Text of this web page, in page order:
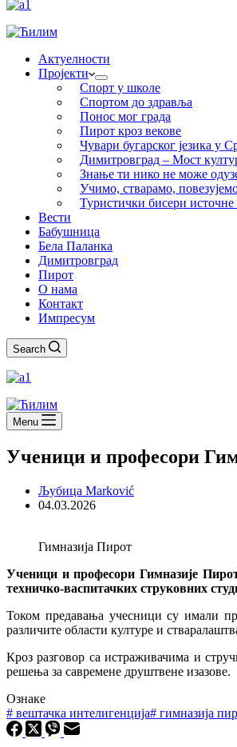
Актуелности
Пројекти
Спорт у школе
Спортом до здравља
Понос мог града
Пирот кроз векове
Чувари бугарског језика у
Димитровград – Мост
Знање ти нико не може
Учимо, стварамо,
Туристички бисери источне
Вести
Бабушница
Бела Паланка
Димитровград
Пирот
О нама
Контакт
Импресум
Search
Menu
Ученици и професори
Љубица Marković
04.03.2026
Гимназија Пирот
Ученици и професори Гимназије
техничко-васпитачких струковних
Током предавања учесници су имали
различите области културе и
Кроз разговор са истраживачима и
решења за савремене друштвене изазове.
Ознаке
# вештачка интелигенција# гимназија